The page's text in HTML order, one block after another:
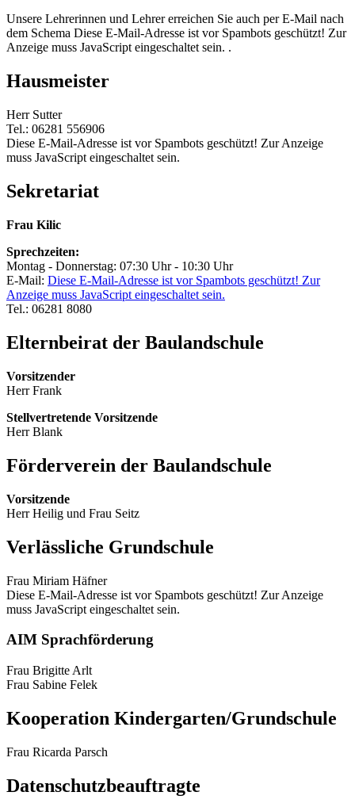
Unsere Lehrerinnen und Lehrer erreichen Sie auch per E-Mail nach
dem Schema Diese E-Mail-Adresse ist vor Spambots geschützt! Zur
Anzeige muss JavaScript eingeschaltet sein. .
Hausmeister
Herr Sutter
Tel.: 06281 556906
Diese E-Mail-Adresse ist vor Spambots geschützt! Zur Anzeige
muss JavaScript eingeschaltet sein.
Sekretariat
Frau Kilic
Sprechzeiten:
Montag - Donnerstag: 07:30 Uhr - 10:30 Uhr
E-Mail: Diese E-Mail-Adresse ist vor Spambots geschützt! Zur
Anzeige muss JavaScript eingeschaltet sein.
Tel.: 06281 8080
Elternbeirat der Baulandschule
Vorsitzender
Herr Frank
Stellvertretende Vorsitzende
Herr Blank
Förderverein der Baulandschule
Vorsitzende
Herr Heilig und Frau Seitz
Verlässliche Grundschule
Frau Miriam Häfner
Diese E-Mail-Adresse ist vor Spambots geschützt! Zur Anzeige
muss JavaScript eingeschaltet sein.
AIM Sprachförderung
Frau Brigitte Arlt
Frau Sabine Felek
Kooperation Kindergarten/Grundschule
Frau Ricarda Parsch
Datenschutzbeauftragte